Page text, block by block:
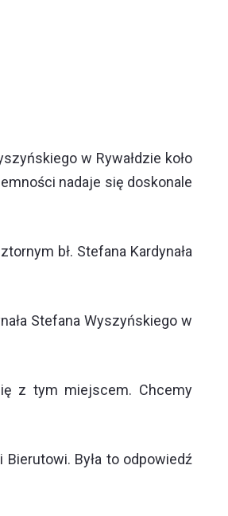
w Rywałdzie koło
nadaje się doskonale
bł. Stefana Kardynała
Stefana Wyszyńskiego w
z tym miejscem. Chcemy
Bierutowi. Była to odpowiedź